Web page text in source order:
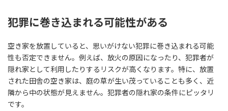
犯罪に巻き込まれる可能性がある
空き家を放置していると、思いがけない犯罪に巻き込まれる可能
性も否定できません。例えば、放火の原因になったり、犯罪者が
隠れ家として利用したりするリスクが高くなります。特に、放置
された田舎の空き家は、庭の草が生い茂っていることも多く、近
隣から中の状態が見えません。犯罪者の隠れ家の条件にピッタリ
です。